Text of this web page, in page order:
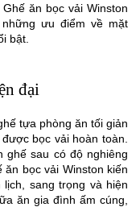
ăn bọc vải Winston
ưu điểm về mặt
bật.
đại
tựa phòng ăn tối giản
bọc vải hoàn toàn.
ghế sau có độ nghiêng
bọc vải Winston kiến
sang trọng và hiện
ăn gia đình ấm cúng,